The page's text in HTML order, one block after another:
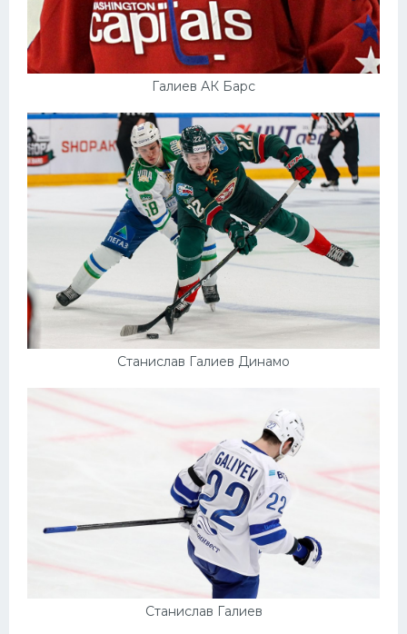
Галиев АК Барс
Станислав Галиев Динамо
Станислав Галиев